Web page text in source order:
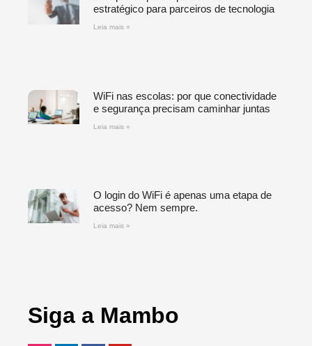
estratégico para parceiros de tecnologia
Leia mais »
WiFi nas escolas: por que conectividade
e segurança precisam caminhar juntas
Leia mais »
O login do WiFi é apenas uma etapa de
acesso? Nem sempre.
Leia mais »
Siga a Mambo